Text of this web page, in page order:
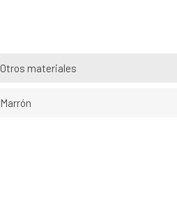
Otros materiales
Marrón